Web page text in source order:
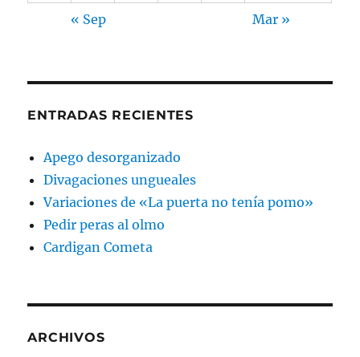
« Sep Mar »
ENTRADAS RECIENTES
Apego desorganizado
Divagaciones ungueales
Variaciones de «La puerta no tenía pomo»
Pedir peras al olmo
Cardigan Cometa
ARCHIVOS